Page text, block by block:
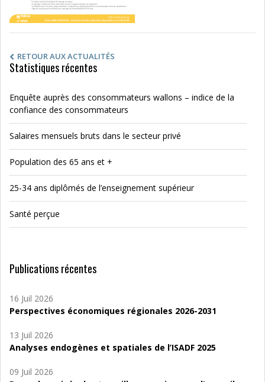
RETOUR AUX ACTUALITÉS
Statistiques récentes
Enquête auprès des consommateurs wallons – indice de la
confiance des consommateurs
Salaires mensuels bruts dans le secteur privé
Population des 65 ans et +
25-34 ans diplômés de l’enseignement supérieur
Santé perçue
Publications récentes
16 Juil 2026
Perspectives économiques régionales 2026-2031
13 Juil 2026
Analyses endogènes et spatiales de l’ISADF 2025
09 Juil 2026